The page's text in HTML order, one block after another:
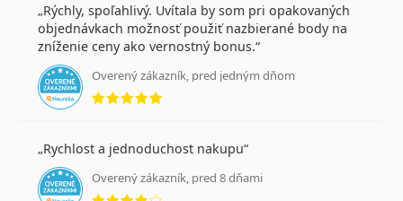
Rýchly, spoľahlivý. Uvítala by som pri opakovaných
objednávkach možnosť použiť nazbierané body na
zníženie ceny ako vernostný bonus.
Overený zákazník, pred jedným dňom
hodnotenie 5 z 5
Rychlost a jednoduchost nakupu
Overený zákazník, pred 8 dňami
hodnotenie 4 z 5